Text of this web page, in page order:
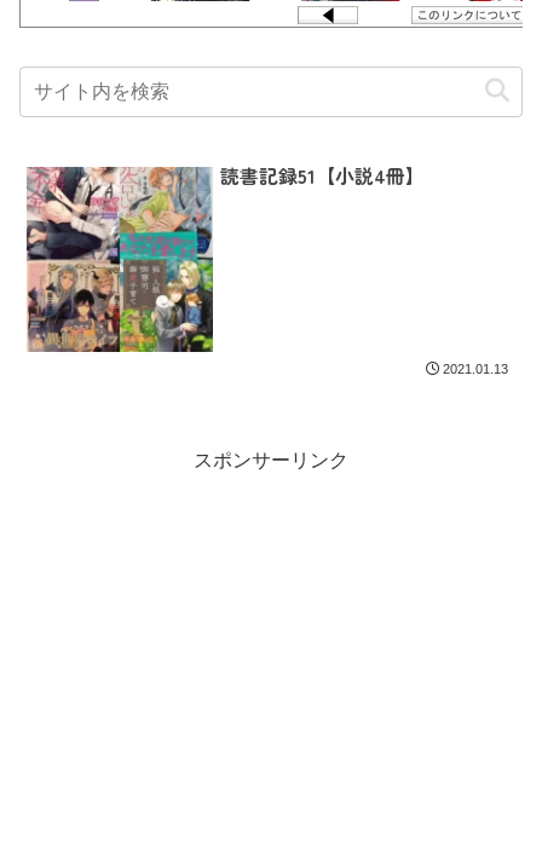
読書記録51【小説4冊】
2021.01.13
スポンサーリンク